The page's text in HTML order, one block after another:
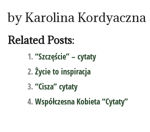
by Karolina Kordyaczna
Related Posts:
“Szczęście” – cytaty
Życie to inspiracja
“Cisza” cytaty
Współczesna Kobieta “Cytaty”